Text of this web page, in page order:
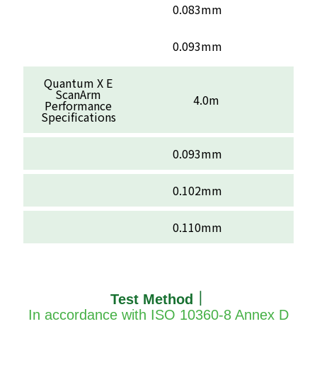
0.083mm
0.093mm
Quantum X E
ScanArm
Performance
Specifications
4.0m
0.093mm
0.102mm
0.110mm
Test Method｜
In accordance with ISO 10360-8 Annex D